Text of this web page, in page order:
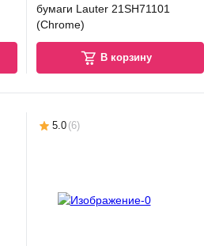
бумаги Lauter 21SH71101
(Chrome)
В корзину
5.0 (6)